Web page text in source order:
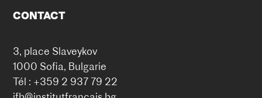
CONTACT
3, place Slaveykov
1000 Sofia, Bulgarie
Tél : +359 2 937 79 22